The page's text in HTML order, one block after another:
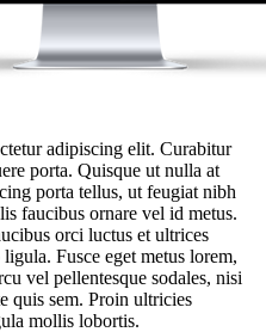
adipiscing elit. Curabitur
porta. Quisque ut nulla at
porta tellus, ut feugiat nibh
faucibus ornare vel id metus.
orci luctus et ultrices
Fusce eget metus lorem,
vel pellentesque sodales, nisi
quis sem. Proin ultricies
mollis lobortis.